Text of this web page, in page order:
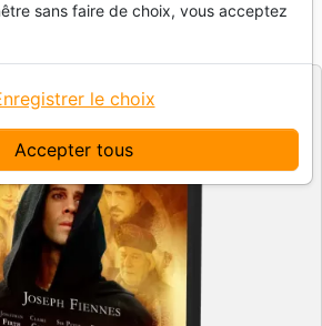
EAN9782876570887
sans faire de choix, vous acceptez
Accepter tous
le choix